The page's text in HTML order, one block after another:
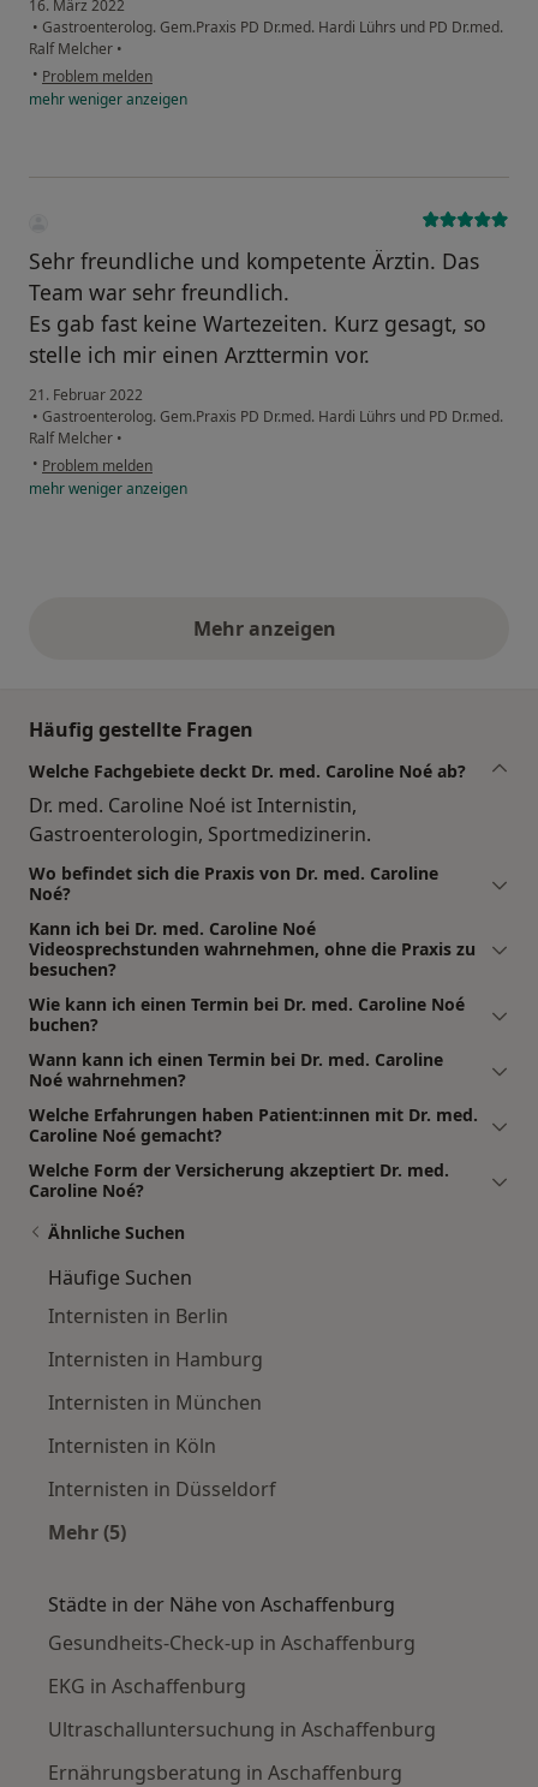
16. März 2022
• Gastroenterolog. Gem.Praxis PD Dr.med. Hardi Lührs und PD Dr.med.
Ralf Melcher •
• Problem melden
mehrwenigeranzeigen
Sehr freundliche und kompetente Ärztin. Das
Team war sehr freundlich.
Es gab fast keine Wartezeiten. Kurz gesagt, so
stelle ich mir einen Arzttermin vor.
21. Februar 2022
• Gastroenterolog. Gem.Praxis PD Dr.med. Hardi Lührs und PD Dr.med.
Ralf Melcher •
• Problem melden
mehrwenigeranzeigen
Mehr anzeigenobige Stellungnahmen
Häufig gestellte Fragen
Welche Fachgebiete deckt Dr. med. Caroline Noé ab?
Dr. med. Caroline Noé ist Internistin,
Gastroenterologin, Sportmedizinerin.
Wo befindet sich die Praxis von Dr. med. Caroline
Noé?
Kann ich bei Dr. med. Caroline Noé
Videosprechstunden wahrnehmen, ohne die Praxis zu
besuchen?
Wie kann ich einen Termin bei Dr. med. Caroline Noé
buchen?
Wann kann ich einen Termin bei Dr. med. Caroline
Noé wahrnehmen?
Welche Erfahrungen haben Patient:innen mit Dr. med.
Caroline Noé gemacht?
Welche Form der Versicherung akzeptiert Dr. med.
Caroline Noé?
Ähnliche Suchen
Häufige Suchen
Internisten in Berlin
Internisten in Hamburg
Internisten in München
Internisten in Köln
Internisten in Düsseldorf
Mehr (5)
Städte in der Nähe von Aschaffenburg
Gesundheits-Check-up in Aschaffenburg
EKG in Aschaffenburg
Ultraschalluntersuchung in Aschaffenburg
Ernährungsberatung in Aschaffenburg